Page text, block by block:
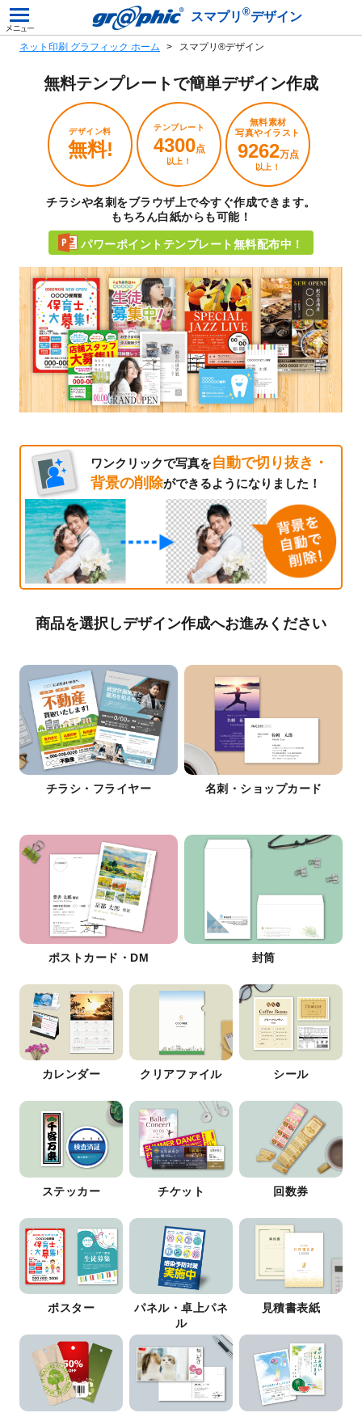
スマプリ ®デザイン
ネット印刷 グラフィック ホーム スマプリ®デザイン
無料テンプレートで簡単デザイン作成
デザイン料
無料!
テンプレート
4300点
以上！
無料素材
写真やイラスト
9262万点
以上！
チラシや名刺をブラウザ上で今すぐ作成できます。
もちろん白紙からも可能！
パワーポイントテンプレート無料配布中！
ワンクリックで写真を自動で切り抜き・
背景の削除ができるようになりました！
商品を選択しデザイン作成へお進みください
チラシ・フライヤー 名刺・ショップカード
ポストカード・DM 封筒
カレンダー クリアファイル シール
ステッカー チケット 回数券
ポスター
パネル・卓上パネ
ル
見積書表紙